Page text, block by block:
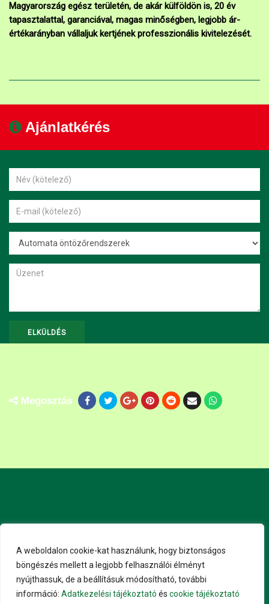
A weboldalon cookie-kat használunk, hogy biztonságos
böngészés mellett a legjobb felhasználói élményt
nyújthassuk, de a beállításuk módosítható, további
információ: Adatkezelési tájékoztató és cookie tájékoztató
Magyarország egész területén, de akár külföldön is, 20 év
tapasztalattal, garanciával, magas minőségben, legjobb ár-
értékarányban vállaljuk kertjének professzionális kivitelezését.
Ajánlatkérés
Megosztás
Impresszum© SRMasterAdatkezelési tájékoztatóésÁSZF